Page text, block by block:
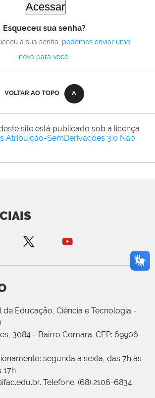
Esqueceu sua senha?
a sua senha, podemos enviar uma
nova para você.
VOLTAR AO TOPO
site está publicado sob a licença
Atribuição-SemDerivações 3.0 Não
de Educação, Ciência e Tecnologia -
3084 - Bairro Comara. CEP: 69906-
segunda a sexta, das 7h às
17h
Telefone: (68) 2106-6834